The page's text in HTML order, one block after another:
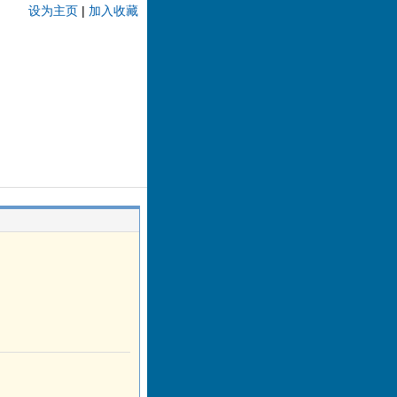
设为主页 | 加入收藏